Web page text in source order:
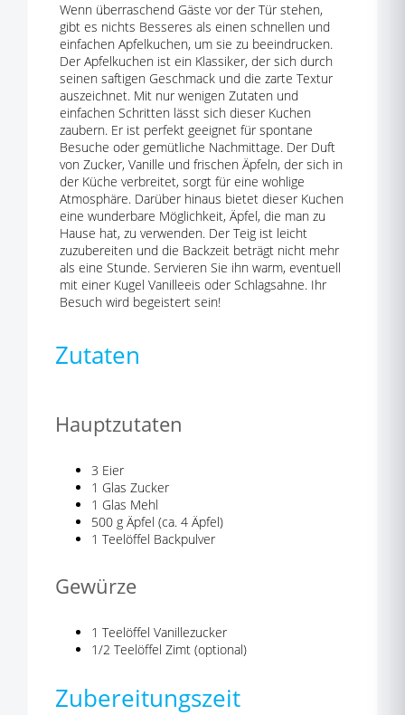
Wenn überraschend Gäste vor der Tür stehen,
gibt es nichts Besseres als einen schnellen und
einfachen Apfelkuchen, um sie zu beeindrucken.
Der Apfelkuchen ist ein Klassiker, der sich durch
seinen saftigen Geschmack und die zarte Textur
auszeichnet. Mit nur wenigen Zutaten und
einfachen Schritten lässt sich dieser Kuchen
zaubern. Er ist perfekt geeignet für spontane
Besuche oder gemütliche Nachmittage. Der Duft
von Zucker, Vanille und frischen Äpfeln, der sich in
der Küche verbreitet, sorgt für eine wohlige
Atmosphäre. Darüber hinaus bietet dieser Kuchen
eine wunderbare Möglichkeit, Äpfel, die man zu
Hause hat, zu verwenden. Der Teig ist leicht
zuzubereiten und die Backzeit beträgt nicht mehr
als eine Stunde. Servieren Sie ihn warm, eventuell
mit einer Kugel Vanilleeis oder Schlagsahne. Ihr
Besuch wird begeistert sein!
Zutaten
Hauptzutaten
3 Eier
1 Glas Zucker
1 Glas Mehl
500 g Äpfel (ca. 4 Äpfel)
1 Teelöffel Backpulver
Gewürze
1 Teelöffel Vanillezucker
1/2 Teelöffel Zimt (optional)
Zubereitungszeit